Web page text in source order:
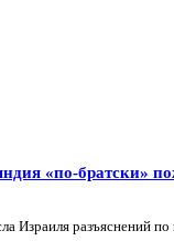
«по-братски»
Израиля разъяснений